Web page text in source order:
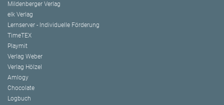
Mildenberger Verlag
elk Verlag
Lernserver - Individuelle Förderung
TimeTEX
Playmit
Verlag Weber
Verlag Hölzel
Amlogy
Chocolate
Logbuch